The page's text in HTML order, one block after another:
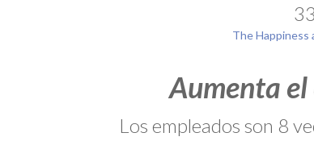
The Happiness
Aumenta
Los empleados son 8